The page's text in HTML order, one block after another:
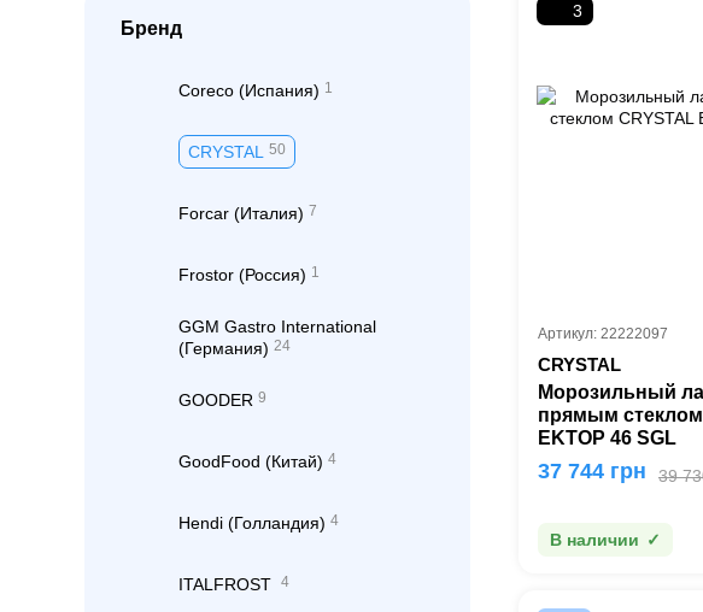
3
Артикул: 22222097
CRYSTAL
Морозильный
прямым стеклом
ΕΚΤΟΡ 46 SGL
39
37 744 грн
В наличии
Бренд
Coreco (Испания) 1
CRYSTAL 50
Forcar (Италия) 7
Frostor (Россия) 1
GGM Gastro International
(Германия) 24
GOODER 9
GoodFood (Китай) 4
Hendi (Голландия) 4
ITALFROST 4